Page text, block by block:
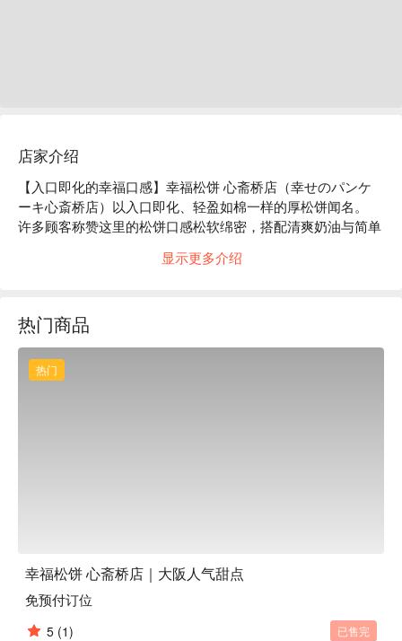
店家介绍
【入口即化的幸福口感】幸福松饼 心斋桥店（幸せのパンケ
ーキ心斎桥店）以入口即化、轻盈如棉一样的厚松饼闻名。
许多顾客称赞这里的松饼口感松软绵密，搭配清爽奶油与简单
店内气氛雅致，适合日常放松或和好友小聚。
显示更多介绍
热门商品
热门
幸福松饼 心斋桥店｜大阪人气甜点
免预付订位
5 (1) 已售完